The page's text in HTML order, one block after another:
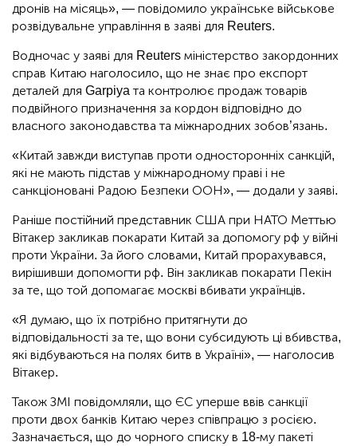
дронів на місяць», — повідомило українське військове
розвідувальне управління в заяві для Reuters.
Водночас у заяві для Reuters міністерство закордонних
справ Китаю наголосило, що не знає про експорт
деталей для Garpiya та контролює продаж товарів
подвійного призначення за кордон відповідно до
власного законодавства та міжнародних зобов’язань.
«Китай завжди виступав проти односторонніх санкцій,
які не мають підстав у міжнародному праві і не
санкціоновані Радою Безпеки ООН», — додали у заяві.
Раніше постійний представник США при НАТО Меттью
Вітакер закликав покарати Китай за допомогу рф у війні
проти України. За його словами, Китай прорахувався,
вирішивши допомогти рф. Він закликав покарати Пекін
за те, що той допомагає москві вбивати українців.
«Я думаю, що їх потрібно притягнути до
відповідальності за те, що вони субсидують ці вбивства,
які відбуваються на полях битв в Україні», — наголосив
Вітакер.
Також ЗМІ повідомляли, що ЄС уперше ввів санкції
проти двох банків Китаю через співпрацю з росією.
Зазначається, що до чорного списку в 18-му пакеті